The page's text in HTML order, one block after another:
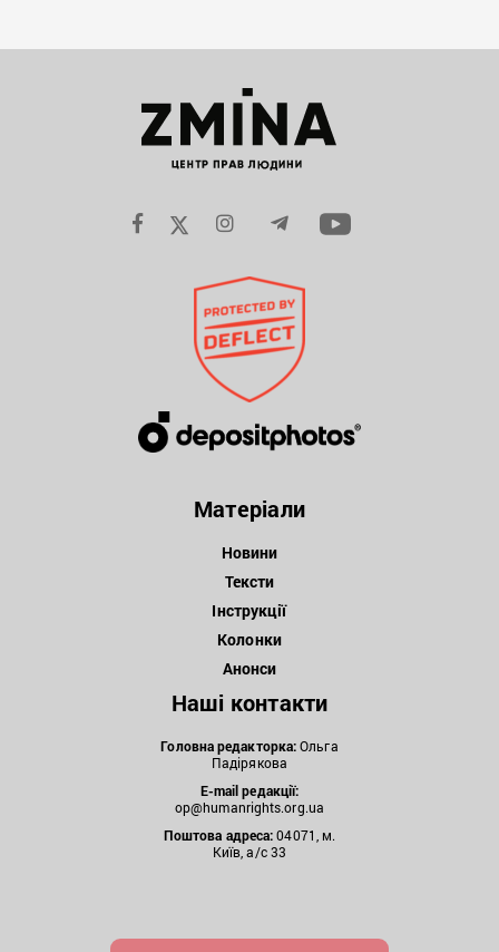
Матеріали
Новини
Тексти
Інструкції
Колонки
Анонси
Наші контакти
Головна редакторка:Ольга
Падірякова
E-mail редакції:
op@humanrights.org.ua
Поштова адреса:04071, м.
Київ, а/с 33